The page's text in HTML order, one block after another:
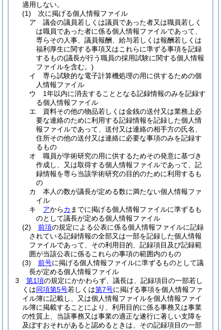
適用しない。
(1)
次に掲げる個人情報ファイル
ア
議会の議員若しくは議員であった者又は職員若しく
は職員であった者に係る個人情報ファイルであって、
専らその人事、議員報酬、給与若しくは報酬若しくは
福利厚生に関する事項又はこれらに準ずる事項を記録
するもの(議長が行う職員の採用試験に関する個人情報
ファイルを含む。)
イ
専ら試験的な電子計算機処理の用に供するための個
人情報ファイル
ウ
1年以内に消去することとなる記録情報のみを記録す
る個人情報ファイル
エ
資料その他の物品若しくは金銭の送付又は業務上必
要な連絡のために利用する記録情報を記録した個人情
報ファイルであって、送付又は連絡の相手方の氏名、
住所その他の送付又は連絡に必要な事項のみを記録す
るもの
オ
職員が学術研究の用に供するためその発意に基づき
作成し、又は取得する個人情報ファイルであって、記
録情報を専ら当該学術研究の目的のために利用するも
の
カ
本人の数が議長が定める数に満たない個人情報ファ
イル
キ
アからカ までに掲げる個人情報ファイルに準ずるも
のとして議長が定める個人情報ファイル
(2)
前項の規定による公表に係る個人情報ファイルに記録
されている記録情報の全部又は一部を記録した個人情報
ファイルであって、その利用目的、記録項目及び記録範
囲が当該公表に係るこれらの事項の範囲内のもの
(3)
前号に掲げる個人情報ファイルに準ずるものとして議
長が定める個人情報ファイル
3
第1項の規定にかかわらず、議長は、記録項目の一部若し
くは同項第5号若しくは第7号に掲げる事項を個人情報ファ
イル簿に記載し、又は個人情報ファイルを個人情報ファイ
ル簿に掲載することにより、利用目的に係る事務又は事業
の性質上、当該事務又は事業の適正な遂行に著しい支障を
及ぼすおそれがあると認めるときは、その記録項目の一部